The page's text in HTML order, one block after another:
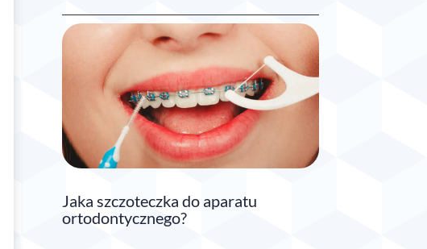
Jaka szczoteczka do aparatu
ortodontycznego?